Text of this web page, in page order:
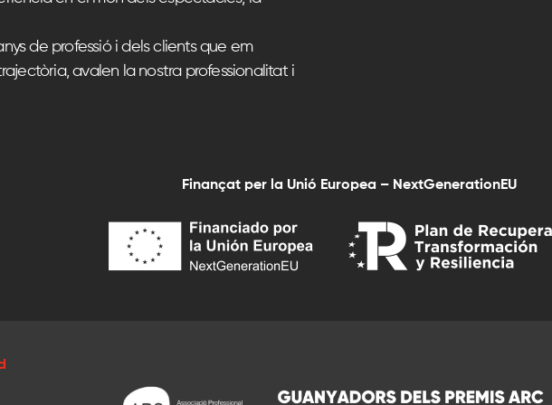
de professió i dels clients que em
avalen la nostra professionalitat i
Finançat per la Unió Europea – NextGenerationEU